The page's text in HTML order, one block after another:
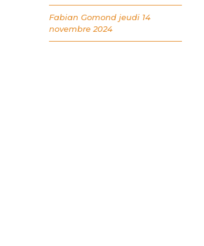
Fabian Gomond jeudi 14
novembre 2024